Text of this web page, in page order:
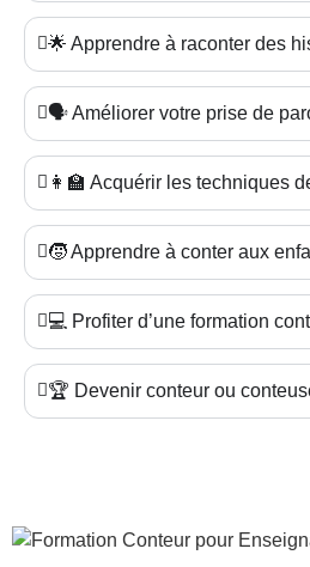
🌟 Apprendre à raconter des
🗣️ Améliorer votre prise de
👩‍🏫 Acquérir les techniques
🧒 Apprendre à conter aux
💻 Profiter d’une formation
🏆 Devenir conteur ou